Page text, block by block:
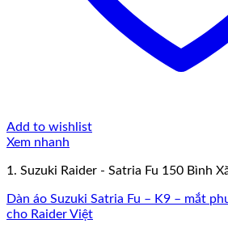
Add to wishlist
Xem nhanh
1. Suzuki Raider - Satria Fu 150 Bình
Dàn áo Suzuki Satria Fu – K9 – mắt
cho Raider Việt